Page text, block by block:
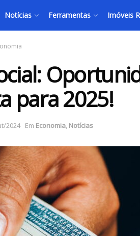
Notícias Ferramentas Imóveis
para 2025!
2024 Em Economia, Notícias